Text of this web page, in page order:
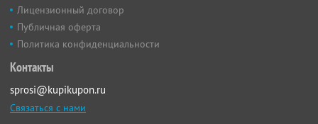
Лицензионный договор
Публичная оферта
Политика конфиденциальности
Контакты
sprosi@kupikupon.ru
Связаться с нами